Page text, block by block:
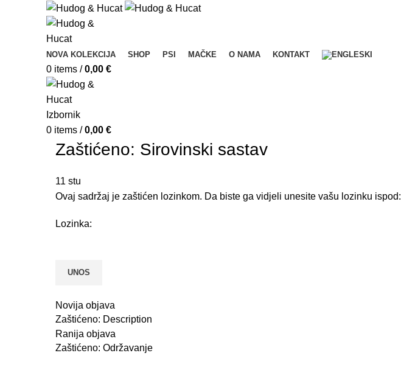
NOVA KOLEKCIJA SHOP PSI MAČKE O NAMA KONTAKT
0 items / 0,00 €
Izbornik
0 items / 0,00 €
Zaštićeno: Sirovinski sastav
11 stu
Ovaj sadržaj je zaštićen lozinkom. Da biste ga vidjeli unesite vašu lozinku ispod:
Lozinka:
Novija objava
Zaštićeno: Description
Ranija objava
Zaštićeno: Održavanje